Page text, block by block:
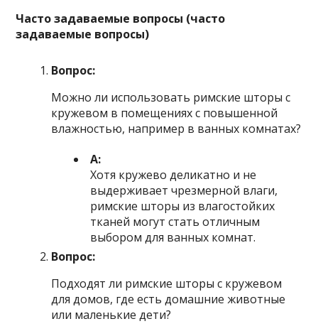
Часто задаваемые вопросы (часто
задаваемые вопросы)
Вопрос:
Можно ли использовать римские шторы с
кружевом в помещениях с повышенной
влажностью, например в ванных комнатах?
А:
Хотя кружево деликатно и не
выдерживает чрезмерной влаги,
римские шторы из влагостойких
тканей могут стать отличным
выбором для ванных комнат.
Вопрос:
Подходят ли римские шторы с кружевом
для домов, где есть домашние животные
или маленькие дети?